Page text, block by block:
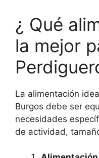
¿ Qué
la mejor
La alimentación
Burgos debe ser
necesidades
de actividad,